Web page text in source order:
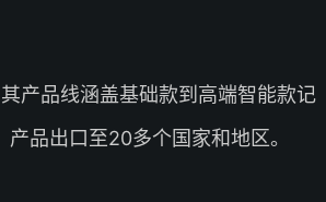
产品线涵盖基础款到高端智能款记
品出口至20多个国家和地区。